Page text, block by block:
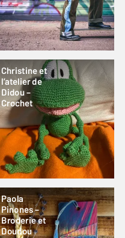
Christine et
l’atelier de
Didou –
Crochet
Paola
Pinones –
Broderie et
Doudou